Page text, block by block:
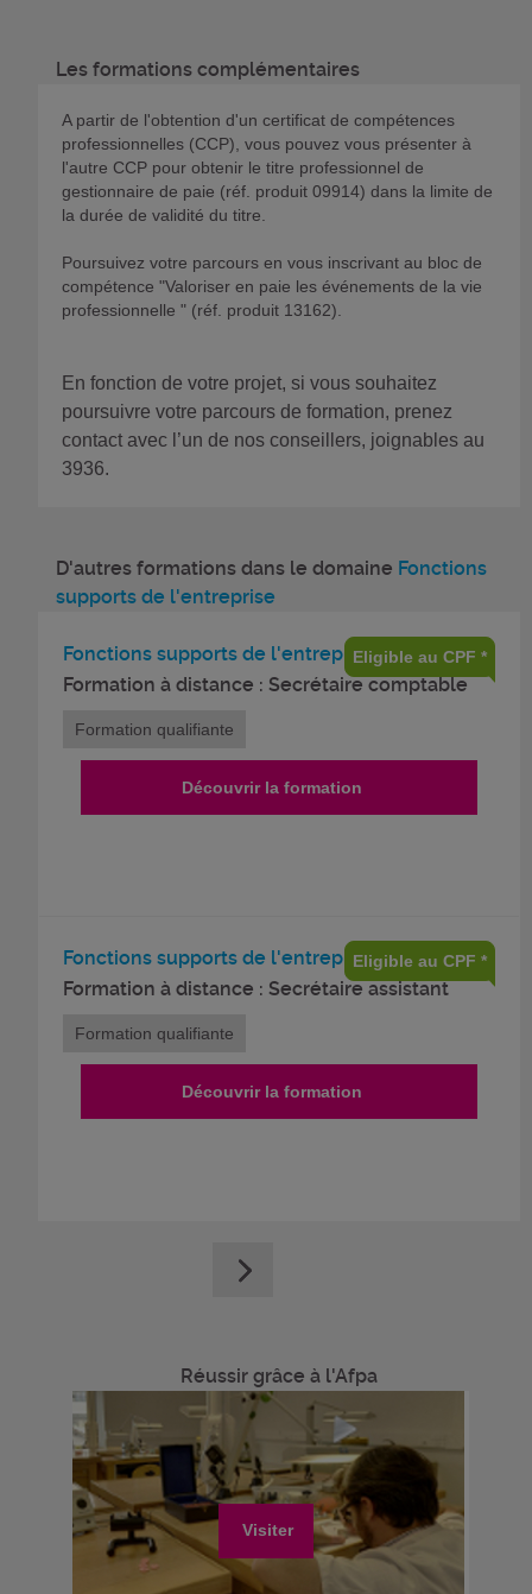
Les formations complémentaires
A partir de l'obtention d'un certificat de compétences
professionnelles (CCP), vous pouvez vous présenter à
l'autre CCP pour obtenir le titre professionnel de
gestionnaire de paie (réf. produit 09914) dans la limite de
la durée de validité du titre.
Poursuivez votre parcours en vous inscrivant au bloc de
compétence "Valoriser en paie les événements de la vie
professionnelle " (réf. produit 13162).
En fonction de votre projet, si vous souhaitez
poursuivre votre parcours de formation, prenez
contact avec l’un de nos conseillers, joignables au
3936.
D'autres formations dans le domaine Fonctions
supports de l'entreprise
Fonctions supports de l'entreprise
Formation à distance : Secrétaire comptable
Eligible au CPF *
Formation qualifiante
Découvrir la formation
Fonctions supports de l'entreprise
Formation à distance : Secrétaire assistant
Eligible au CPF *
Formation qualifiante
Découvrir la formation
Réussir grâce à l'Afpa
Visiter